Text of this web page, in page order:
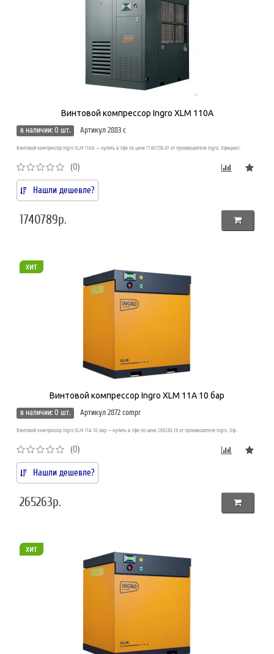
Винтовой компрессор Ingro XLM 110A
в наличии: 0 шт.
Артикул 2883 c
Винтовой компрессор Ingro XLM 110A — купить в Уфе по цене 1740789.47 от производителя Ingro. Официал..
(0)
Нашли дешевле?
1740789р.
хит
Винтовой компрессор Ingro XLM 11A 10 бар
в наличии: 0 шт.
Артикул 2872 compr
Винтовой компрессор Ingro XLM 11A 10 бар — купить в Уфе по цене 265263.16 от производителя Ingro. Оф..
(0)
Нашли дешевле?
265263р.
хит